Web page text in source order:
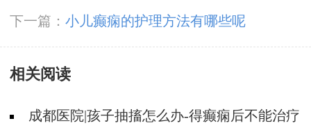
下一篇： 小儿癫痫的护理方法有哪些呢
相关阅读
成都医院|孩子抽搐怎么办-得癫痫后不能治疗